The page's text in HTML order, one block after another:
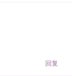
回复